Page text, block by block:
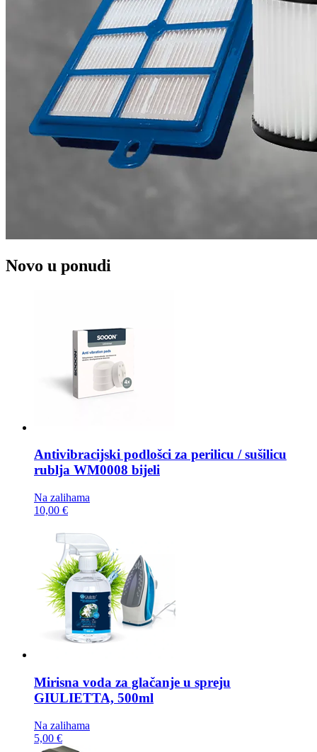
Novo u ponudi
Antivibracijski podlošci za perilicu / sušilicu
rublja WM0008 bijeli
Na zalihama
10,00 €
Mirisna voda za glačanje u spreju
GIULIETTA, 500ml
Na zalihama
5,00 €